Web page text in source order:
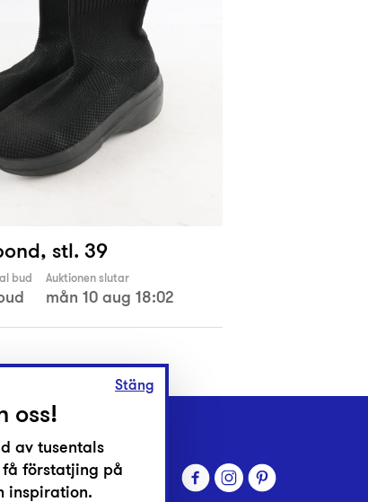
stl. 39
bud Auktionen slutar
mån 10 aug 18:02
Stäng
oss!
av tusentals
förstatjing på
inspiration.